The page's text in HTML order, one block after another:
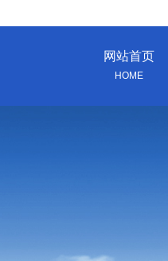
网站首页
HOME